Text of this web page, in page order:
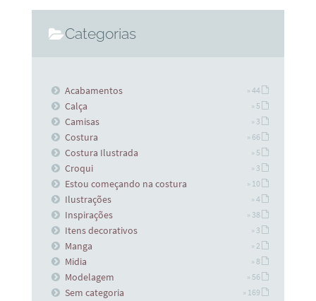
Categorias
Acabamentos » 44
Calça » 5
Camisas » 3
Costura » 66
Costura Ilustrada » 5
Croqui » 3
Estou começando na costura » 10
Ilustrações » 4
Inspirações » 38
Itens decorativos » 3
Manga » 2
Midia » 8
Modelagem » 56
Sem categoria » 169